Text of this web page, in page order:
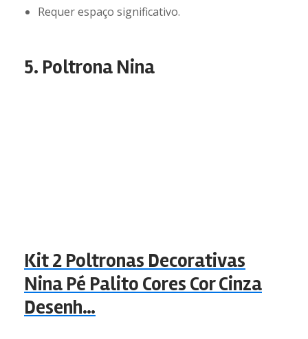
Requer espaço significativo.
5. Poltrona Nina
Kit 2 Poltronas Decorativas
Nina Pé Palito Cores Cor Cinza
Desenh…